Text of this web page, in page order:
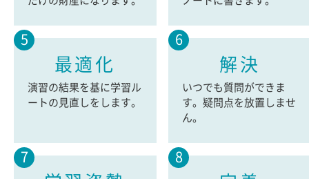
5
最適化
演習の結果を基に学習ル
ートの見直しをします。
6
解決
いつでも質問ができま
す。疑問点を放置しませ
ん。
7 8